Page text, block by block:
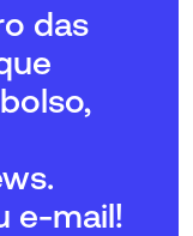
das
e-mail!